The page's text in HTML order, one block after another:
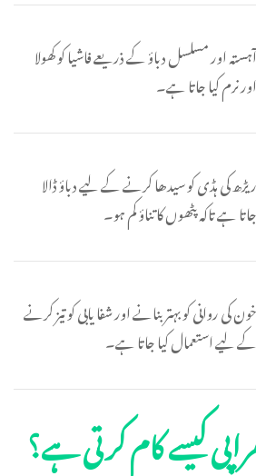
آہستہ اور مسلسل دباؤ کے ذریعے فاشیا کو کھولا
اور نرم کیا جاتا ہے۔
ریڑھ کی ہڈی کو سیدھا کرنے کے لیے دباؤ ڈالا
جاتا ہے تاکہ پٹھوں کا تناؤ کم ہو۔
خون کی روانی کو بہتر بنانے اور شفا یابی کو تیز کرنے
کے لیے استعمال کیا جاتا ہے۔
کیسے کام کرتی ہے؟